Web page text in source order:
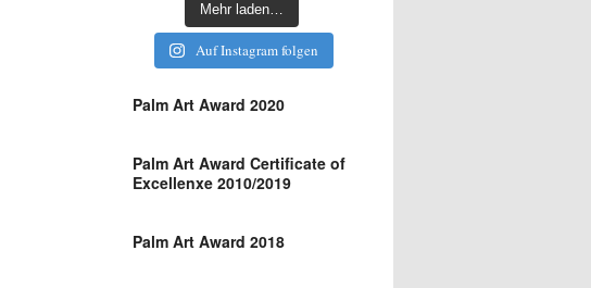
Mehr laden…
Auf Instagram folgen
Palm Art Award 2020
Palm Art Award Certificate of
Excellenxe 2010/2019
Palm Art Award 2018